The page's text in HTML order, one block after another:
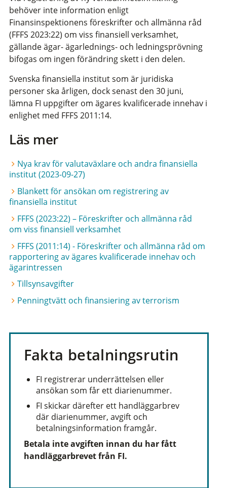
behöver inte information enligt
Finansinspektionens föreskrifter och allmänna råd
(FFFS 2023:22) om viss finansiell verksamhet,
gällande ägar- ägarlednings- och ledningsprövning
bifogas om ingen förändring skett i den delen.
Svenska finansiella institut som är juridiska
personer ska årligen, dock senast den 30 juni,
lämna FI uppgifter om ägares kvalificerade innehav i
enlighet med FFFS 2011:14.
Läs mer
Nya krav för valutaväxlare och andra finansiella
institut (2023-09-27)
Blankett för ansökan om registrering av
finansiella institut
FFFS (2023:22) – Föreskrifter och allmänna råd
om viss finansiell verksamhet
FFFS (2011:14) - Föreskrifter och allmänna råd om
rapportering av ägares kvalificerade innehav och
ägarintressen
Tillsynsavgifter
Penningtvätt och finansiering av terrorism
Fakta betalningsrutin
FI registrerar underrättelsen eller
ansökan som får ett diarienummer.
FI skickar därefter ett handläggarbrev
där diarienummer, avgift och
betalningsinformation framgår.
Betala inte avgiften innan du har fått
handläggarbrevet från FI.